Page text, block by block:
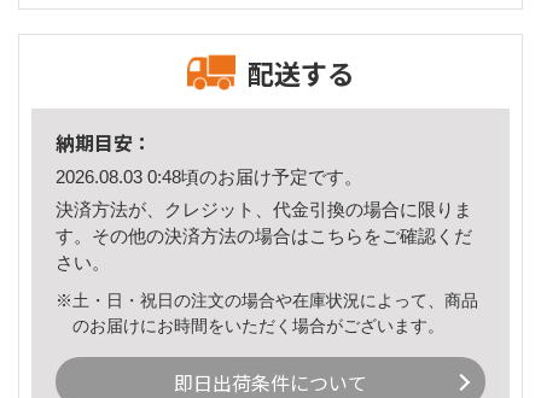
配送する
納期目安：
2026.08.03 0:48頃のお届け予定です。
決済方法が、クレジット、代金引換の場合に限りま
す。その他の決済方法の場合はこちら をご確認くだ
さい。
※土・日・祝日の注文の場合や在庫状況によって、商品
のお届けにお時間をいただく場合がございます。
即日出荷条件について